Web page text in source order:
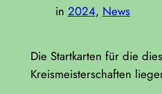
in 2024, News
Die Startkarten für die
Kreismeisterschaften